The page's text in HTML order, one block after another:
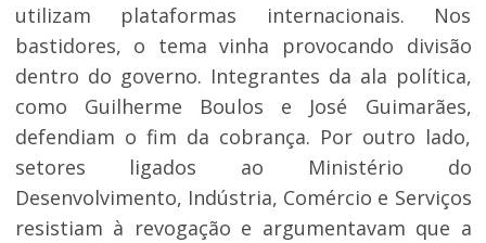
utilizam plataformas internacionais. Nos
bastidores, o tema vinha provocando divisão
dentro do governo. Integrantes da ala política,
como Guilherme Boulos e José Guimarães,
defendiam o fim da cobrança. Por outro lado,
setores ligados ao Ministério do
Desenvolvimento, Indústria, Comércio e Serviços
resistiam à revogação e argumentavam que a